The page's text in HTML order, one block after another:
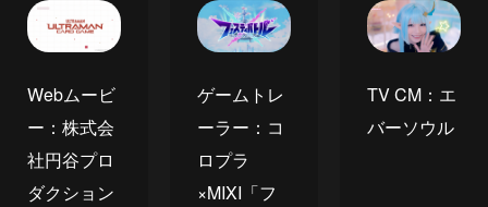
Webムービ
ー：株式会
社円谷プロ
ダクション
ゲームトレ
ーラー：コ
ロプラ
×MIXI「フ
TV CM：エ
バーソウル